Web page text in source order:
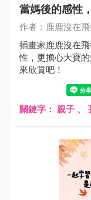
當媽後的感性
作者：鹿鹿沒在
插畫家鹿鹿沒在
性，更擔心大寶
來欣賞吧！
關鍵字： 親子 、